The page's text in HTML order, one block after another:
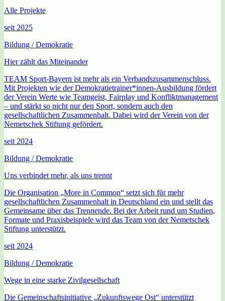
Alle Projekte
seit 2025
Bildung / Demokratie
Hier zählt das Miteinander
TEAM Sport-Bayern ist mehr als ein Verbandszusammenschluss.
Mit Projekten wie der Demokratietrainer*innen-Ausbildung fördert
der Verein Werte wie Teamgeist, Fairplay und Konfliktmanagement
– und stärkt so nicht nur den Sport, sondern auch den
gesellschaftlichen Zusammenhalt. Dabei wird der Verein von der
Nemetschek Stiftung gefördert.
seit 2024
Bildung / Demokratie
Uns verbindet mehr, als uns trennt
Die Organisation „More in Common“ setzt sich für mehr
gesellschaftlichen Zusammenhalt in Deutschland ein und stellt das
Gemeinsame über das Trennende. Bei der Arbeit rund um Studien,
Formate und Praxisbeispiele wird das Team von der Nemetschek
Stiftung unterstützt.
seit 2024
Bildung / Demokratie
Wege in eine starke Zivilgesellschaft
Die Gemeinschaftsinitiative „Zukunftswege Ost“ unterstützt